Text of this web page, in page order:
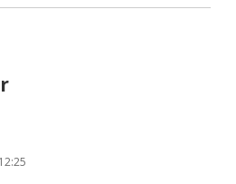
2023